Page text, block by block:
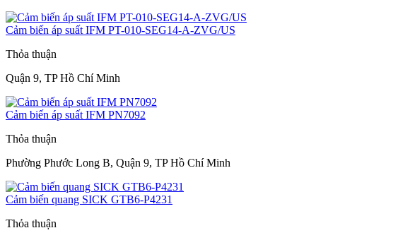
Cảm biến áp suất IFM PT-010-SEG14-A-ZVG/US
Thỏa thuận
Quận 9, TP Hồ Chí Minh
Cảm biến áp suất IFM PN7092
Thỏa thuận
Phường Phước Long B, Quận 9, TP Hồ Chí Minh
Cảm biến quang SICK GTB6-P4231
Thỏa thuận